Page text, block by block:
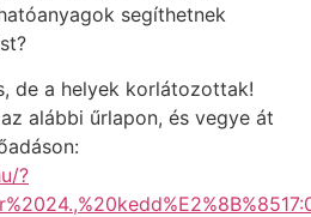
segíthetnek
de a helyek korlátozottak!
alábbi űrlapon, és vegye át
?